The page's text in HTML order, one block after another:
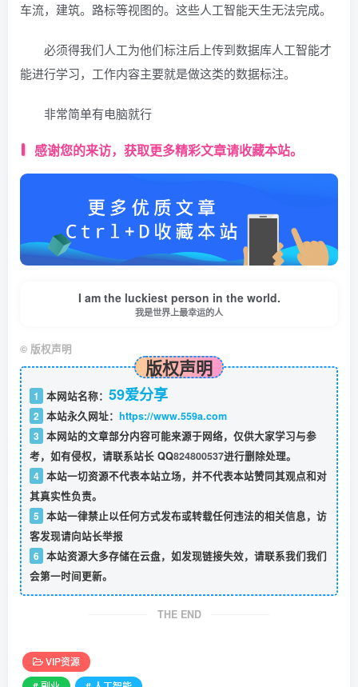
车流，建筑。路标等视图的。这些人工智能天生无法完成。
必须得我们人工为他们标注后上传到数据库人工智能才
能进行学习，工作内容主要就是做这类的数据标注。
非常简单有电脑就行
感谢您的来访，获取更多精彩文章请收藏本站。
I am the luckiest person in the world.
我是世界上最幸运的人
© 版权声明
版权声明
1 本网站名称： 59爱分享
2 本站永久网址： https://www.559a.com
3 本网站的文章部分内容可能来源于网络，仅供大家学习与参
考，如有侵权，请联系站长 QQ824800537进行删除处理。
4 本站一切资源不代表本站立场，并不代表本站赞同其观点和对
其真实性负责。
5 本站一律禁止以任何方式发布或转载任何违法的相关信息，访
客发现请向站长举报
6 本站资源大多存储在云盘，如发现链接失效，请联系我们我们
会第一时间更新。
THE END
VIP资源